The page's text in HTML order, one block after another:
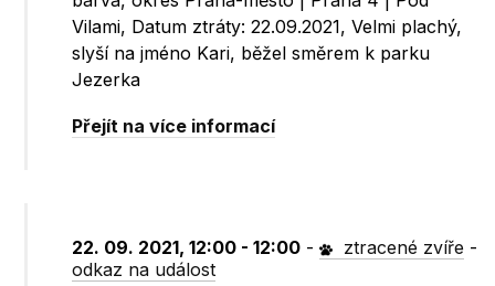
Vilami, Datum ztráty: 22.09.2021, Velmi plachý,
slyší na jméno Kari, běžel směrem k parku
Jezerka
Přejít na více informací
22. 09. 2021, 12:00 - 12:00 - ztracené zvíře -
odkaz na událost